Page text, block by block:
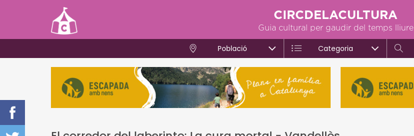
CIRCDELACULTURA
Guia cultural per gaudir del temps lliure
Població Categoria